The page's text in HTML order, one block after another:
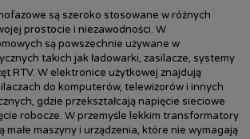
są szeroko stosowane w różnych
prostocie i niezawodności. W
są powszechnie używane w
takich jak ładowarki, zasilacze, systemy
RTV. W elektronice użytkowej znajdują
do komputerów, telewizorów i innych
gdzie przekształcają napięcie sieciowe
robocze. W przemyśle lekkim transformatory
małe maszyny i urządzenia, które nie wymagają